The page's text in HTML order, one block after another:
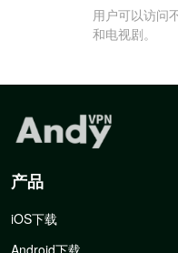
用户可以访问
和电视剧。
产品
iOS下载